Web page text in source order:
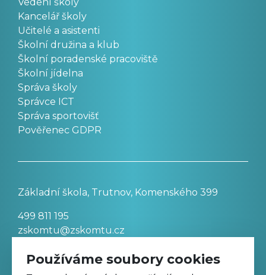
Kancelář školy
Učitelé a asistenti
Školní družina a klub
Školní poradenské pracoviště
Školní jídelna
Správa školy
Správce ICT
Správa sportovišť
Pověřenec GDPR
Základní škola, Trutnov, Komenského 399
499 811 195
zskomtu@zskomtu.cz
Používáme soubory cookies